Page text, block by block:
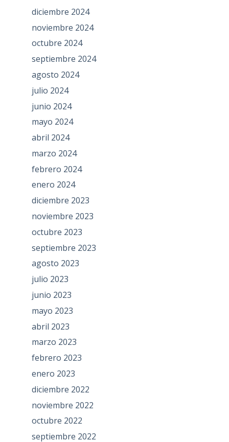
diciembre 2024
noviembre 2024
octubre 2024
septiembre 2024
agosto 2024
julio 2024
junio 2024
mayo 2024
abril 2024
marzo 2024
febrero 2024
enero 2024
diciembre 2023
noviembre 2023
octubre 2023
septiembre 2023
agosto 2023
julio 2023
junio 2023
mayo 2023
abril 2023
marzo 2023
febrero 2023
enero 2023
diciembre 2022
noviembre 2022
octubre 2022
septiembre 2022